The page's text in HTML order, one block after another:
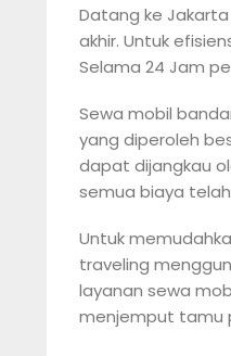
Datang ke
akhir. Untuk
Selama 24 Jam
Sewa mobil
yang diperoleh
dapat dijangkau
semua biaya
Untuk
traveling
layanan sewa
menjemput tamu